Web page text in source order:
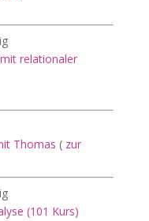
relationaler
Thomas ( zur
(101 Kurs)